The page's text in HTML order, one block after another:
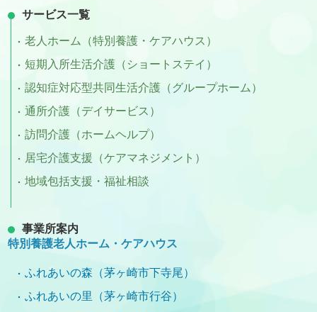
サービス一覧
老人ホーム（特別養護・ケアハウス）
短期入所生活介護（ショートステイ）
認知症対応型共同生活介護（グループホーム）
通所介護（デイサービス）
訪問介護（ホームヘルプ）
居宅介護支援（ケアマネジメント）
地域包括支援・福祉相談
事業所案内
特別養護老人ホーム・ケアハウス
ふれあいの森（茅ヶ崎市下寺尾）
ふれあいの里（茅ヶ崎市行谷）